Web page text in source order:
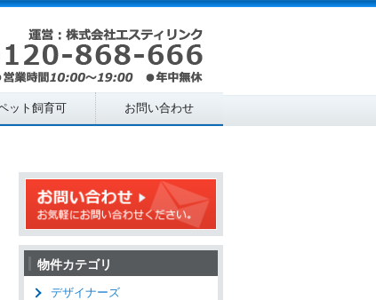
ット飼育可 お問い合わせ
物件カテゴリ
デザイナーズ